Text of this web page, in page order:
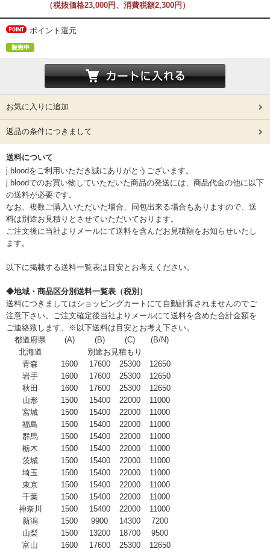
（税抜価格23,000円、消費税額2,300円）
ポイント還元
お気に入りに追加
返品の条件につきまして
送料について
j.bloodをご利用いただき誠にありがとうございます。
j.bloodでのお買い物していただいた商品の発送には、商品代金の他に以下
の送料が必要です。
なお、複数ご購入いただいた場合、同包出来る場合もありますので、送
料は別途お見積りとさせていただいております。
ご注文後に当社よりメールにて送料を含んだお見積額をお知らせいたし
ます。
以下に掲載する送料一覧表は目安とお考えください。
◆地域・商品区分別送料一覧表（税別）
送料につきましてはショッピングカートにて自動計算されませんのでご
注意下さい。ご注文確定後当社よりメールにて送料を含めた合計金額を
ご連絡致します。※以下送料は目安とお考え下さい。
都道府県
(A) (B) (C)
(B/N)
北海道
別途お見積もり
青森
1600 17600 25300
12650
岩手
1600 17600 25300
12650
秋田
1600 17600 25300
12650
山形
1500 15400 22000
11000
宮城
1500 15400 22000
11000
福島
1500 15400 22000
11000
群馬
1500 15400 22000
11000
栃木
1500 15400 22000
11000
茨城
1500 15400 22000
11000
埼玉
1500 15400 22000
11000
東京
1500 15400 22000
11000
千葉
1500 15400 22000
11000
神奈川
1500 15400 22000
11000
新潟
1500 9900 14300
7200
山梨
1500 13200 18700
9500
富山
1600 17600 25300
12650